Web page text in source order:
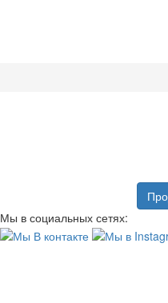
Мы в социальных сетях: